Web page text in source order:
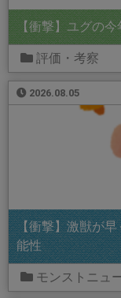
【衝撃】ユグの
評価・考察
2026.08.05
【衝撃】激獣が
能性
モンストニュ